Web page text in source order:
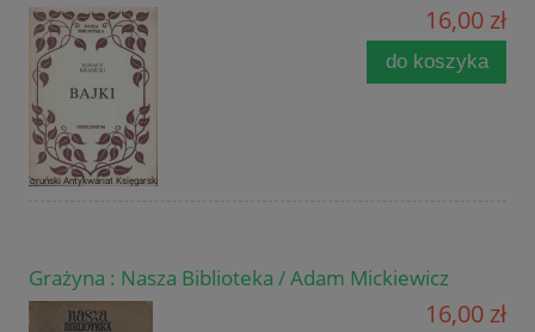
16,00 zł
do koszyka
Grażyna : Nasza Biblioteka / Adam Mickiewicz
16,00 zł